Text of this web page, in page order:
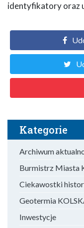
identyfikatory oraz
Kategorie
Archiwum
Burmistrz Miasta
Ciekawostki
Geotermia
Inwestycje